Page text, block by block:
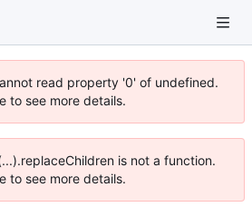
read property '0' of undefined.
to see more details.
is not a function.
to see more details.